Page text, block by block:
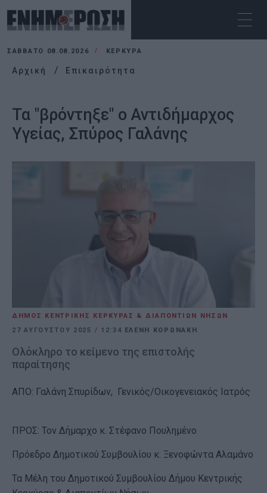
ΣΆΒΒΑΤΟ 08.08.2026 ΚΕΡΚΥΡΑ
Αρχική Επικαιρότητα
Τα "βρόντηξε" ο Αντιδήμαρχος
Υγείας, Σπύρος Γαλάνης
ΔΗΜΟΣ ΚΕΝΤΡΙΚΗΣ ΚΕΡΚΥΡΑΣ & ΔΙΑΠΟΝΤΙΩΝ ΝΗΣΩΝ
27 ΑΥΓΟΎΣΤΟΥ 2025 / 12:34 ΕΛΕΝΗ ΚΟΡΩΝΑΚΗ
Ολόκληρο το κείμενο της επιστολής
παραίτησης
ΑΠΟ: Γαλάνη Σπυρίδων, Γενικός/Οικογενειακός Ιατρός
ΠΡΟΣ: Τον Δήμαρχο κ. Στέφανο Πουλημένο
Πρόεδρο Δημοτικού Συμβουλίου κ. Ξενοφώντα Αλαμάνο
Τα Μέλη του Δημοτικού Συμβουλίου Δήμου Κεντρικής